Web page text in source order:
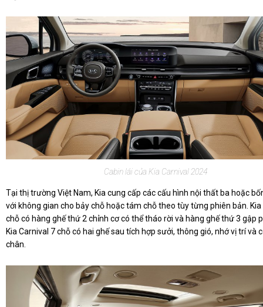
Cabin lái của Kia Carnival 2024
Tại thị trường Việt Nam, Kia cung cấp các cấu hình nội thất ba hoặc
với không gian cho bảy chỗ hoặc tám chỗ theo tùy từng phiên bản. Kia
chỗ có hàng ghế thứ 2 chỉnh cơ có thể tháo rời và hàng ghế thứ 3 gập
Kia Carnival 7 chỗ có hai ghế sau tích hợp sưởi, thông gió, nhớ vị trí và
chân.